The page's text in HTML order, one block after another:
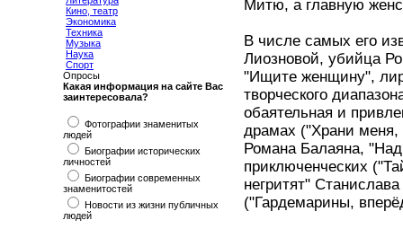
Кино, театр
Экономика
Техника
Музыка
Наука
Спорт
Опросы
Какая информация на сайте Вас
заинтересовала?
Фотографии знаменитых
людей
Биографии исторических
личностей
Биографии современных
знаменитостей
Новости из жизни публичных
людей
Митю, а главную
В числе самых его
Лиозновой, убийца
"Ищите женщину",
творческого
обаятельная и
драмах ("Храни меня,
Романа Балаяна,
приключенческих
негритят"
("Гардемарины,